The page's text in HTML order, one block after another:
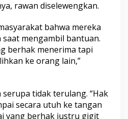
rawan diselewengkan.
bahwa mereka
mengambil bantuan.
berhak menerima tapi
ke orang lain,”
tidak terulang. “Hak
secara utuh ke tangan
yang berhak justru gigit